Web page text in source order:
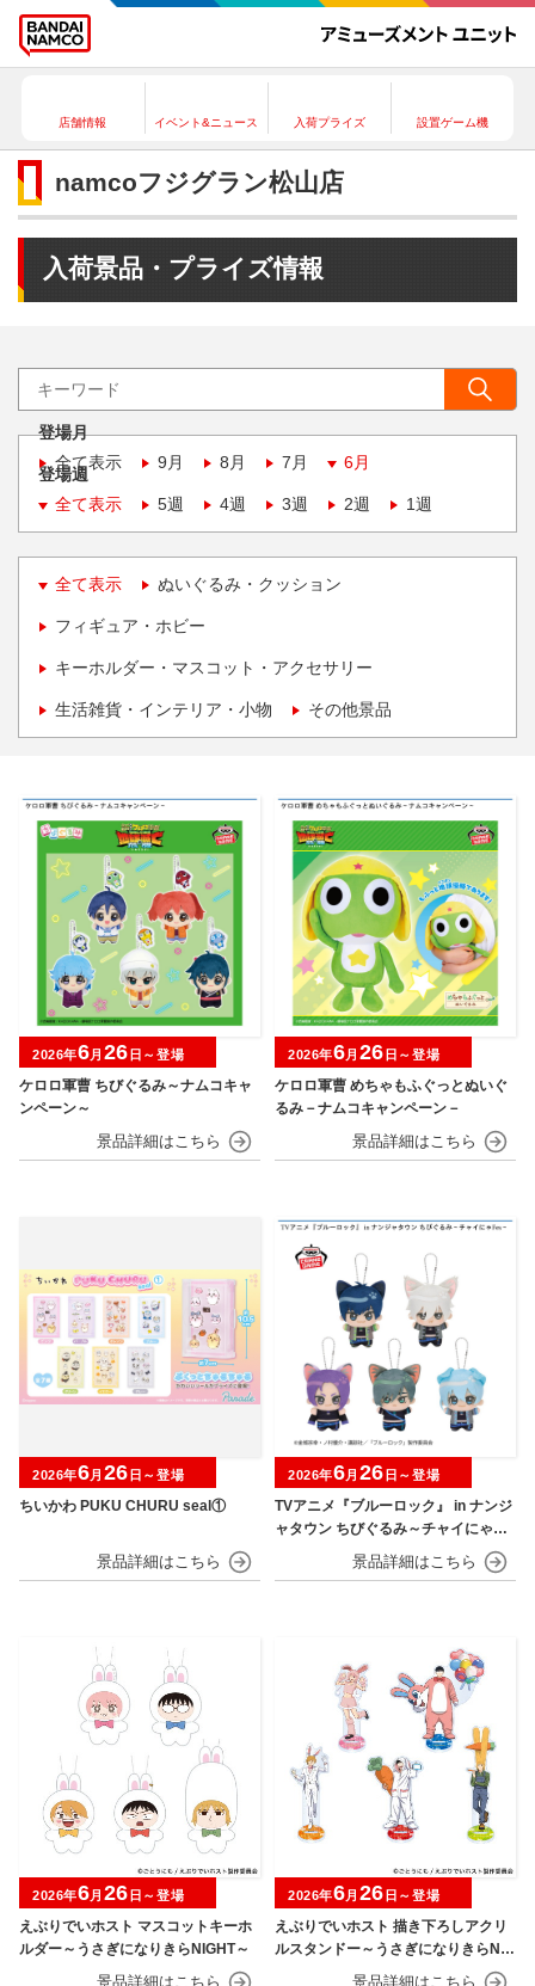
店舗情報 イベント&ニュース 入荷プライズ 設置ゲーム機
namcoフジグラン松山店
入荷景品・プライズ情報
登場月
全て表示
9月 8月 7月 6月
登場週
全て表示
5週 4週 3週 2週 1週
全て表示 ぬいぐるみ・クッション
フィギュア・ホビー
キーホルダー・マスコット・アクセサリー
生活雑貨・インテリア・小物 その他景品
ケロロ軍曹 ちびぐるみ～ナムコキャ
ンペーン～
2026年6月 26 日～登場
ケロロ軍曹 めちゃもふぐっとぬいぐ
るみ－ナムコキャンペーン－
2026年6月 26 日～登場
ちいかわ PUKU CHURU seal①
2026年6月 26 日～登場
TVアニメ『ブルーロック』 in ナンジ
ャタウン ちびぐるみ～チャイにゃFe
2026年6月 26 日～登場
えぶりでいホスト マスコットキーホ
ルダー～うさぎになりきらNIGHT～
2026年6月 26 日～登場
えぶりでいホスト 描き下ろしアクリ
ルスタンドー～うさぎになりきらNIG
2026年6月 26 日～登場